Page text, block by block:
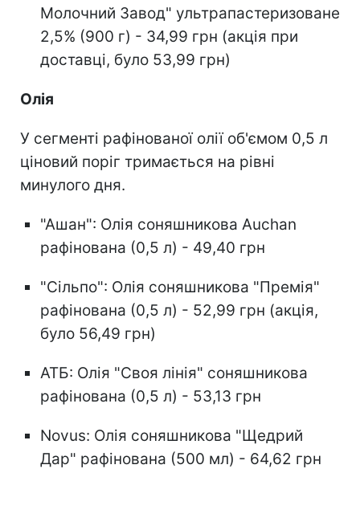
Молочний Завод" ультрапастеризоване
2,5% (900 г) - 34,99 грн (акція при
доставці, було 53,99 грн)
Олія
У сегменті рафінованої олії об'ємом 0,5 л
ціновий поріг тримається на рівні
минулого дня.
"Ашан": Олія соняшникова Auchan
рафінована (0,5 л) - 49,40 грн
"Сільпо": Олія соняшникова "Премія"
рафінована (0,5 л) - 52,99 грн (акція,
було 56,49 грн)
АТБ: Олія "Своя лінія" соняшникова
рафінована (0,5 л) - 53,13 грн
Novus: Олія соняшникова "Щедрий
Дар" рафінована (500 мл) - 64,62 грн